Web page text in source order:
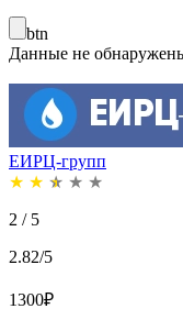
btn
Данные не
ЕИРЦ-групп
★ ★ ★ ★ ★
2 / 5
2.82/5
1300₽